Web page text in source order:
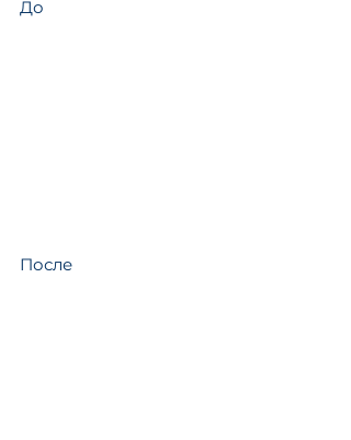
До
После